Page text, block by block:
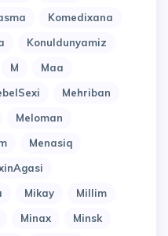
Komedixana
Konuldunyamiz
M
Maa
Mehriban
Meloman
Menasiq
Mikay
Millim
Minax
Minsk